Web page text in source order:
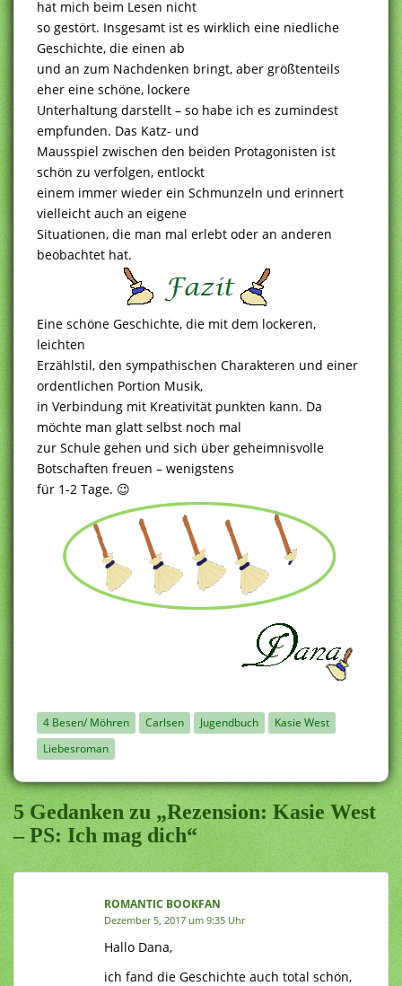
hat mich beim Lesen nicht
so gestört. Insgesamt ist es wirklich eine niedliche
Geschichte, die einen ab
und an zum Nachdenken bringt, aber größtenteils
eher eine schöne, lockere
Unterhaltung darstellt – so habe ich es zumindest
empfunden. Das Katz- und
Mausspiel zwischen den beiden Protagonisten ist
schön zu verfolgen, entlockt
einem immer wieder ein Schmunzeln und erinnert
vielleicht auch an eigene
Situationen, die man mal erlebt oder an anderen
beobachtet hat.
Eine schöne Geschichte, die mit dem lockeren,
leichten
Erzählstil, den sympathischen Charakteren und einer
ordentlichen Portion Musik,
in Verbindung mit Kreativität punkten kann. Da
möchte man glatt selbst noch mal
zur Schule gehen und sich über geheimnisvolle
Botschaften freuen – wenigstens
für 1-2 Tage. 😉
4 Besen/ Möhren Carlsen Jugendbuch
Kasie West
Liebesroman
5 Gedanken zu „Rezension: Kasie West
– PS: Ich mag dich“
ROMANTIC BOOKFAN
Dezember 5, 2017 um 9:35 Uhr
Hallo Dana,
ich fand die Geschichte auch total schön,